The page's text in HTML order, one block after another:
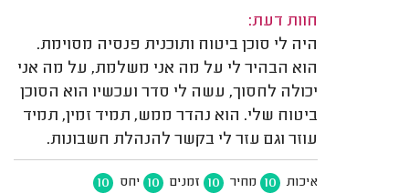
חוות דעת:
היה לי סוכן ביטוח ותוכנית פנסיה מסוימת.
הוא הבהיר לי על מה אני משלמת, על מה אני
יכולה לחסוך, עשה לי סדר ועכשיו הוא הסוכן
ביטוח שלי. הוא נהדר ממש, תמיד זמין, תמיד
עוזר וגם עזר לי בקשר להנהלת חשבונות.
איכות 10 מחיר 10 זמנים 10 יחס 10